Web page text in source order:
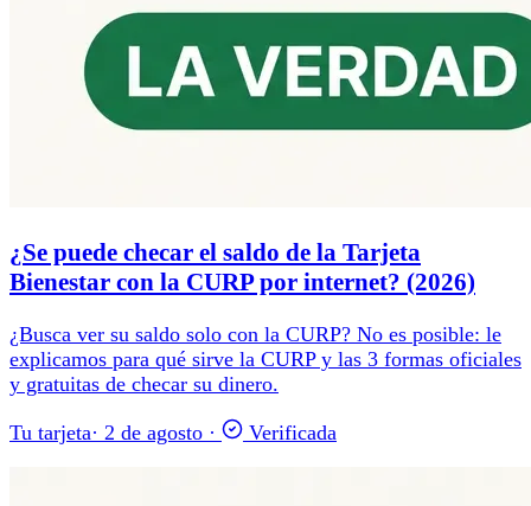
¿Se puede checar el saldo de la Tarjeta
Bienestar con la CURP por internet? (2026)
¿Busca ver su saldo solo con la CURP? No es posible: le
explicamos para qué sirve la CURP y las 3 formas oficiales
y gratuitas de checar su dinero.
Tu tarjeta· 2 de agosto · Verificada